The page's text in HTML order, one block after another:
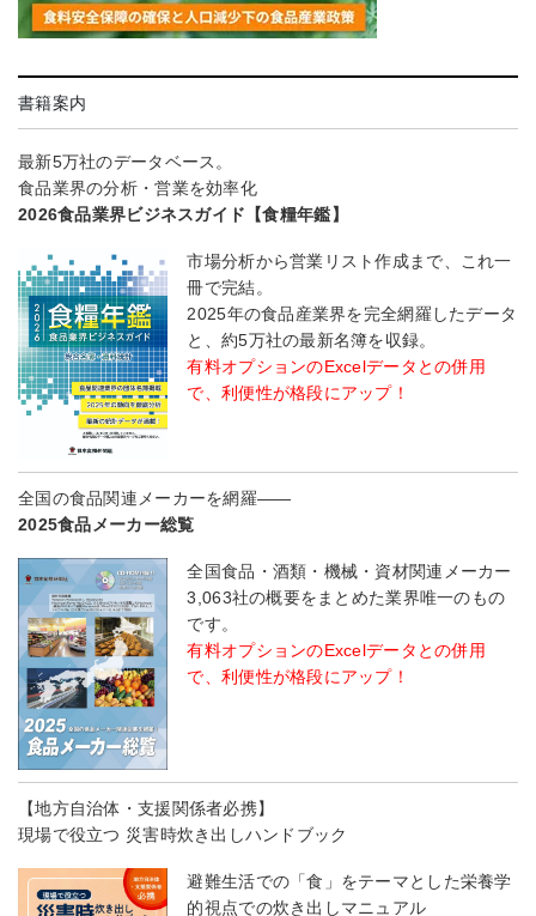
書籍案内
最新5万社のデータベース。
食品業界の分析・営業を効率化
2026食品業界ビジネスガイド【食糧年鑑】
市場分析から営業リスト作成まで、これ一
冊で完結。
2025年の食品産業界を完全網羅したデータ
と、約5万社の最新名簿を収録。
有料オプションのExcelデータとの併用
で、利便性が格段にアップ！
全国の食品関連メーカーを網羅――
2025食品メーカー総覧
全国食品・酒類・機械・資材関連メーカー
3,063社の概要をまとめた業界唯一のもの
です。
有料オプションのExcelデータとの併用
で、利便性が格段にアップ！
【地方自治体・支援関係者必携】
現場で役立つ 災害時炊き出しハンドブック
避難生活での「食」をテーマとした栄養学
的視点での炊き出しマニュアル